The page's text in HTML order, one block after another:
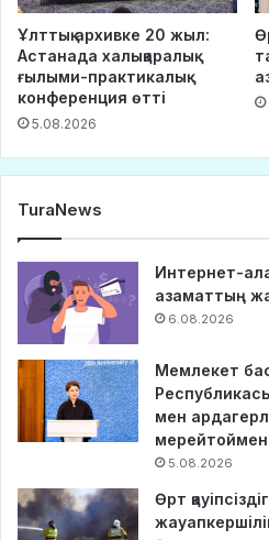
Ұлттық архивке 20 жыл:
Астанада халықаралық
ғылыми-практикалық
конференция өтті
5.08.2026
TuraNews
Интернет-
азаматтың
6.08.2026
Мемлекет
мен
мерейтоймен
5.08.2026
Өрт